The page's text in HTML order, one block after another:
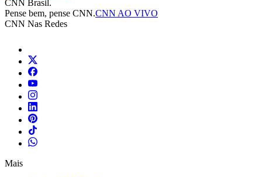
CNN Brasil.
Pense bem, pense CNN.CNN AO VIVO
CNN Nas Redes
Mais